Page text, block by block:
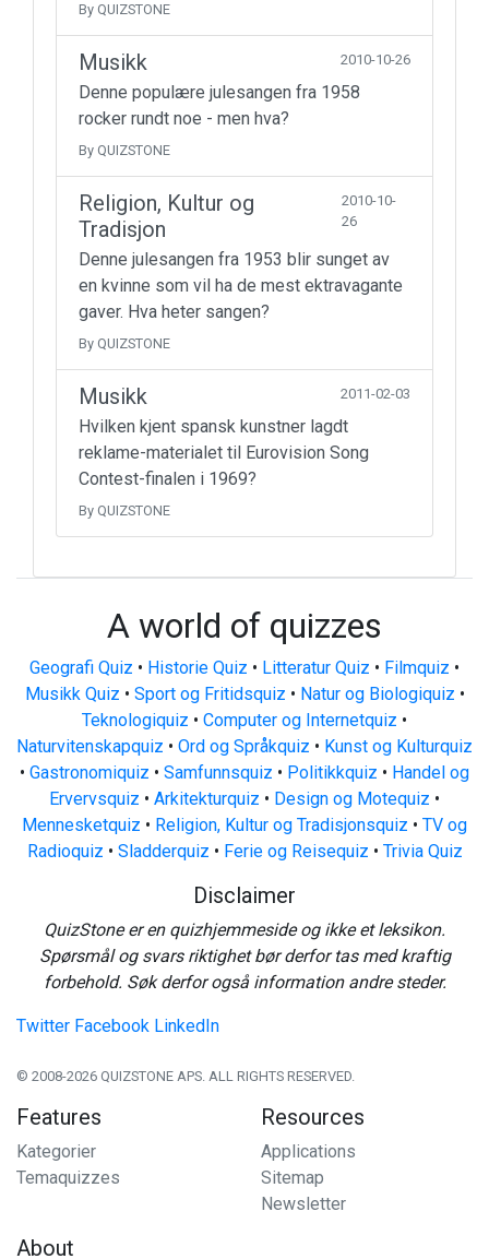
By QUIZSTONE
Musikk 2010-10-26
Denne populære julesangen fra 1958
rocker rundt noe - men hva?
By QUIZSTONE
Religion, Kultur og
Tradisjon
2010-10-
26
Denne julesangen fra 1953 blir sunget av
en kvinne som vil ha de mest ektravagante
gaver. Hva heter sangen?
By QUIZSTONE
Musikk 2011-02-03
Hvilken kjent spansk kunstner lagdt
reklame-materialet til Eurovision Song
Contest-finalen i 1969?
By QUIZSTONE
A world of quizzes
Geografi Quiz • Historie Quiz • Litteratur Quiz • Filmquiz •
Musikk Quiz • Sport og Fritidsquiz • Natur og Biologiquiz •
Teknologiquiz • Computer og Internetquiz •
Naturvitenskapquiz • Ord og Språkquiz • Kunst og Kulturquiz
• Gastronomiquiz • Samfunnsquiz • Politikkquiz • Handel og
Ervervsquiz • Arkitekturquiz • Design og Motequiz •
Mennesketquiz • Religion, Kultur og Tradisjonsquiz • TV og
Radioquiz • Sladderquiz • Ferie og Reisequiz • Trivia Quiz
Disclaimer
QuizStone er en quizhjemmeside og ikke et leksikon.
Spørsmål og svars riktighet bør derfor tas med kraftig
forbehold. Søk derfor også information andre steder.
Twitter Facebook LinkedIn
© 2008-2026 QUIZSTONE APS. ALL RIGHTS RESERVED.
Features
Kategorier
Temaquizzes
Resources
Applications
Sitemap
Newsletter
About